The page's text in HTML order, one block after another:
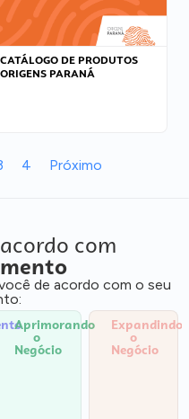
CATÁLOGO DE PRODUTOS
ORIGENS PARANÁ
4 Próximo
com
de acordo com o seu
Aprimorando
o
Negócio
Expandindo
o
Negócio